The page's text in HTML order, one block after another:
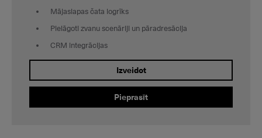
Mājaslapas čata logrīks
Pielāgoti zvanu scenāriji un pāradresācija
CRM integrācijas
Izveidot
Pieprasīt